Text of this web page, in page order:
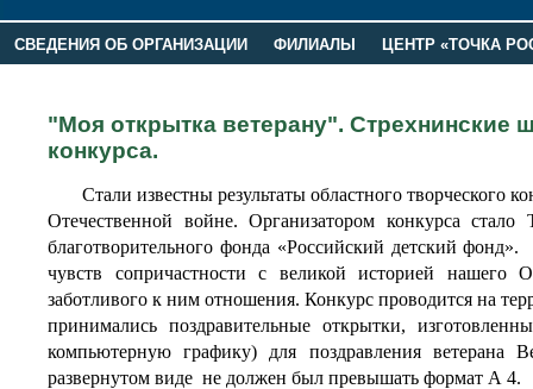
СВЕДЕНИЯ ОБ ОРГАНИЗАЦИИ ФИЛИАЛЫ
ЦЕНТР «ТОЧКА
"Моя открытка ветерану". Стрехнинские
конкурса.
Стали известны результаты областного творческого
Отечественной войне.Организатором конкурса стало
благотворительного фонда «Российский детский
чувств сопричастности с великой историей нашего
заботливого к ним отношения. Конкурс проводится на
принимались поздравительные открытки,
компьютерную графику) для поздравления ветерана
развернутом виде не должен был превышать формат А 4.